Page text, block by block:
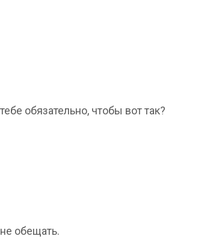
обязательно, чтобы вот так?
обещать.